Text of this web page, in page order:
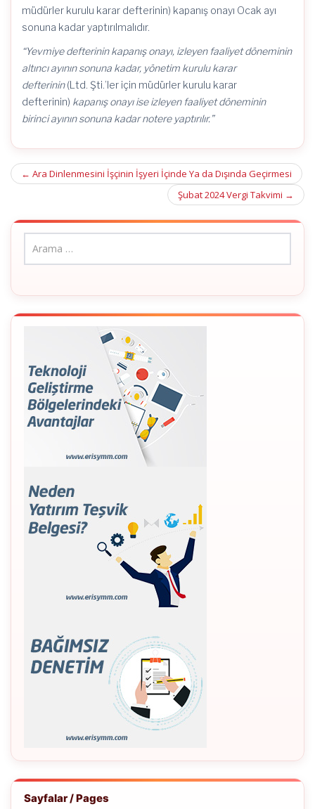
müdürler kurulu karar defterinin) kapanış onayı Ocak ayı
sonuna kadar yaptırılmalıdır.
“Yevmiye defterinin kapanış onayı, izleyen faaliyet döneminin
altıncı ayının sonuna kadar, yönetim kurulu karar
defterinin(Ltd. Şti.’ler için müdürler kurulu karar
defterinin) kapanış onayı ise izleyen faaliyet döneminin
birinci ayının sonuna kadar notere yaptırılır.”
Post
← Ara Dinlenmesini İşçinin İşyeri İçinde Ya da Dışında Geçirmesi
Şubat 2024 Vergi Takvimi →
Sayfalar / Pages